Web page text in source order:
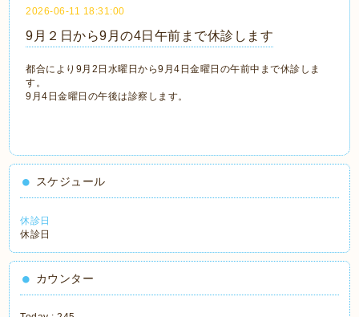
2026-06-11 18:31:00
9月２日から9月の4日午前まで休診します
都合により9月2日水曜日から9月4日金曜日の午前中まで休診しま
す。
9月4日金曜日の午後は診察します。
スケジュール
休診日
休診日
カウンター